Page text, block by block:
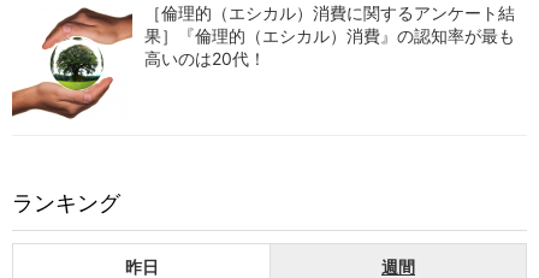
［倫理的（エシカル）消費に関するアンケート結
果］『倫理的（エシカル）消費』の認知率が最も
高いのは20代！
ランキング
昨日 週間